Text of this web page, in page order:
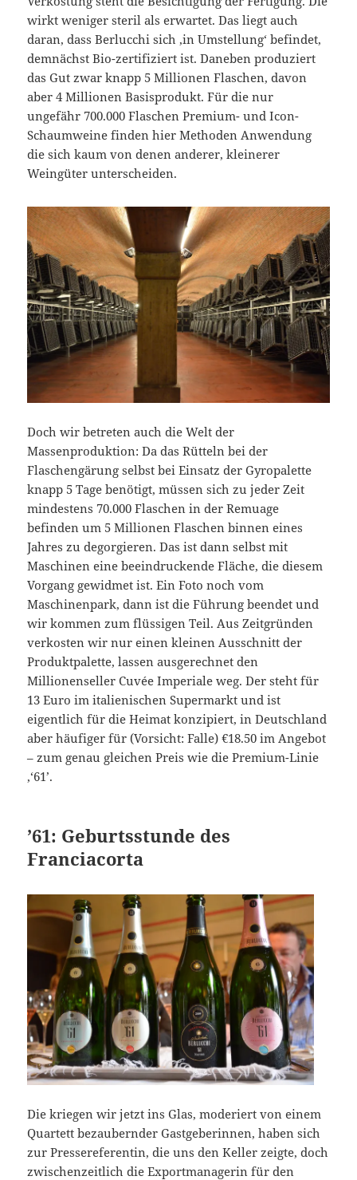
wirkt weniger steril als erwartet. Das liegt auch
daran, dass Berlucchi sich ‚in Umstellung‘ befindet,
demnächst Bio-zertifiziert ist. Daneben produziert
das Gut zwar knapp 5 Millionen Flaschen, davon
aber 4 Millionen Basisprodukt. Für die nur
ungefähr 700.000 Flaschen Premium- und Icon-
Schaumweine finden hier Methoden Anwendung
die sich kaum von denen anderer, kleinerer
Weingüter unterscheiden.
Doch wir betreten auch die Welt der
Massenproduktion: Da das Rütteln bei der
Flaschengärung selbst bei Einsatz der Gyropalette
knapp 5 Tage benötigt, müssen sich zu jeder Zeit
mindestens 70.000 Flaschen in der Remuage
befinden um 5 Millionen Flaschen binnen eines
Jahres zu degorgieren. Das ist dann selbst mit
Maschinen eine beeindruckende Fläche, die diesem
Vorgang gewidmet ist. Ein Foto noch vom
Maschinenpark, dann ist die Führung beendet und
wir kommen zum flüssigen Teil. Aus Zeitgründen
verkosten wir nur einen kleinen Ausschnitt der
Produktpalette, lassen ausgerechnet den
Millionenseller Cuvée Imperiale weg. Der steht für
13 Euro im italienischen Supermarkt und ist
eigentlich für die Heimat konzipiert, in Deutschland
aber häufiger für (Vorsicht: Falle) €18.50 im Angebot
– zum genau gleichen Preis wie die Premium-Linie
‚‘61’.
’61: Geburtsstunde des
Franciacorta
Die kriegen wir jetzt ins Glas, moderiert von einem
Quartett bezaubernder Gastgeberinnen, haben sich
zur Pressereferentin, die uns den Keller zeigte, doch
zwischenzeitlich die Exportmanagerin für den